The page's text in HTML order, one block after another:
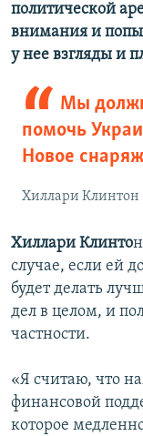
политической
внимания и
у нее взгляды и
Мы
помочь
Новое
Хиллари Клинтон
Хиллари Клинто
случае, если ей
будет делать
дел в целом, и
частности.
«Я считаю, что
финансовой
которое